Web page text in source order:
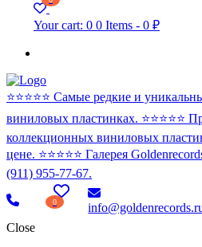
Your cart: 0 0 Items - 0 ₽
⭐️⭐️⭐️⭐️⭐️ Самые редкие и
виниловых пластинках. ⭐️⭐️⭐️⭐️⭐️
коллекционных виниловых
цене. ⭐️⭐️⭐️⭐️⭐️ Галерея
(911) 955-77-67.
0
Close